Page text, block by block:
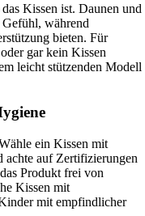
Kissen ist. Daunen und
während
bieten. Für
gar kein Kissen
leicht stützenden Modell
ein Kissen mit
achte auf Zertifizierungen
Produkt frei von
Kissen mit
mit empfindlicher